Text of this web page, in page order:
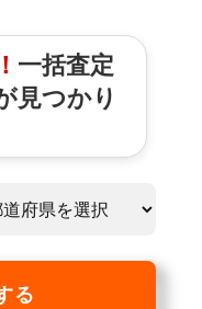
一括査定
見つかり
る